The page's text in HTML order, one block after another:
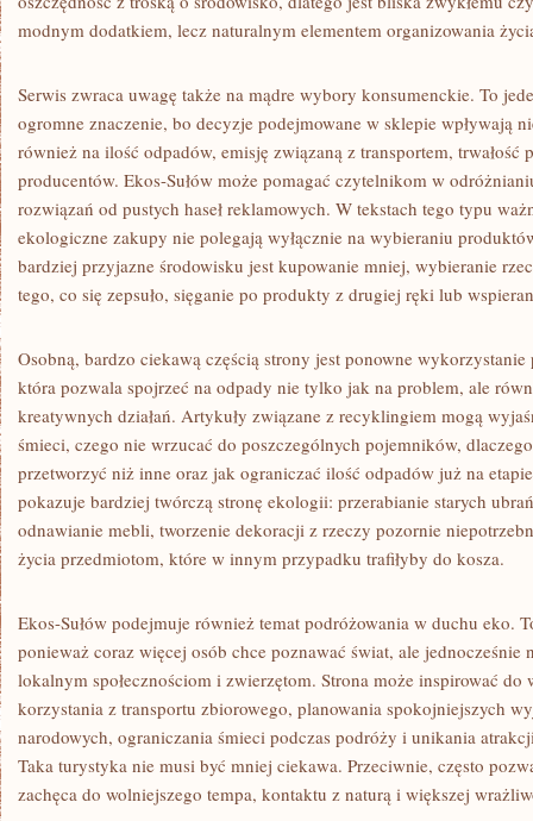
modnym dodatkiem, lecz naturalnym elementem organizowania
Serwis zwraca uwagę także na mądre wybory konsumenckie. To
ogromne znaczenie, bo decyzje podejmowane w sklepie wpływają
również na ilość odpadów, emisję związaną z transportem, trwałość
producentów. Ekos-Sułów może pomagać czytelnikom w
rozwiązań od pustych haseł reklamowych. W tekstach tego typu
ekologiczne zakupy nie polegają wyłącznie na wybieraniu
bardziej przyjazne środowisku jest kupowanie mniej, wybieranie
tego, co się zepsuło, sięganie po produkty z drugiej ręki lub
Osobną, bardzo ciekawą częścią strony jest ponowne
która pozwala spojrzeć na odpady nie tylko jak na problem, ale
kreatywnych działań. Artykuły związane z recyklingiem mogą
śmieci, czego nie wrzucać do poszczególnych pojemników,
przetworzyć niż inne oraz jak ograniczać ilość odpadów już na
pokazuje bardziej twórczą stronę ekologii: przerabianie starych
odnawianie mebli, tworzenie dekoracji z rzeczy pozornie
życia przedmiotom, które w innym przypadku trafiłyby do kosza.
Ekos-Sułów podejmuje również temat podróżowania w duchu eko.
ponieważ coraz więcej osób chce poznawać świat, ale
lokalnym społecznościom i zwierzętom. Strona może inspirować
korzystania z transportu zbiorowego, planowania spokojniejszych
narodowych, ograniczania śmieci podczas podróży i unikania
Taka turystyka nie musi być mniej ciekawa. Przeciwnie, często
zachęca do wolniejszego tempa, kontaktu z naturą i większej